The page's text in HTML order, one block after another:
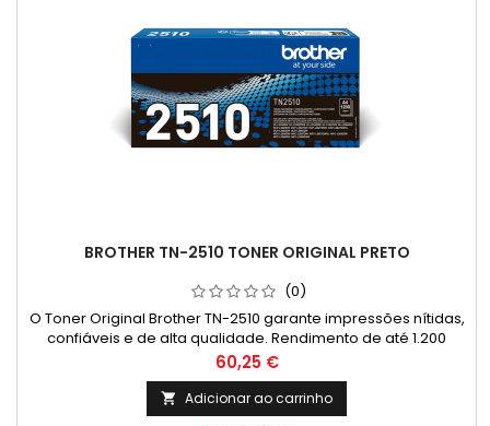
BROTHER TN-2510 TONER ORIGINAL PRETO
(0)
O Toner Original Brother TN-2510 garante impressões nítidas,
confiáveis e de alta qualidade. Rendimento de até 1.200
páginas.* Compatibilidades: DCP L2620DW; DCP L2627DW;
DCP L2627DWE; DCP L2627DWXL; DCP L2660DW; DCP L2665DW;
HL L2400DW; HL L2400DWE; HL L2445DW; HL L2447DW; HL
L2865DW; MFC L2800DW; MFC L2827DW; MFC L2827DWXL; MFC
Preço
60,25 €
 Adicionar ao carrinho